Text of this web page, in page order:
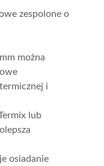
zespolone o
można
i
lub
osiadanie